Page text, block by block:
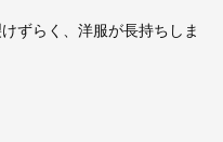
ずらく、洋服が長持ちしま